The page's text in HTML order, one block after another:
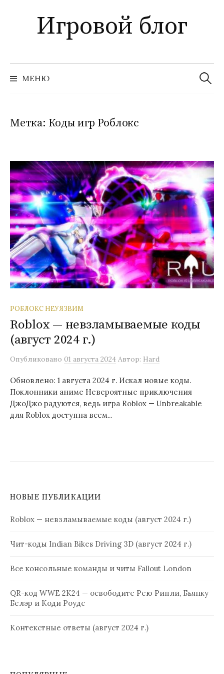
содержимому
Игровой блог
МЕНЮ
Найти:
Метка: Коды игр Роблокс
РОБЛОКС НЕУЯЗВИМ
Roblox — невзламываемые коды
(август 2024 г.)
Опубликовано 01 августа 2024 Автор: Hard
Обновлено: 1 августа 2024 г. Искал новые коды.
Поклонники аниме Невероятные приключения
ДжоДжо радуются, ведь игра Roblox — Unbreakable
для Roblox доступна всем...
НОВЫЕ ПУБЛИКАЦИИ
Roblox — невзламываемые коды (август 2024 г.)
Чит-коды Indian Bikes Driving 3D (август 2024 г.)
Все консольные команды и читы Fallout London
QR-код WWE 2K24 — освободите Рею Рипли, Бьянку
Белэр и Коди Роудс
Контекстные ответы (август 2024 г.)